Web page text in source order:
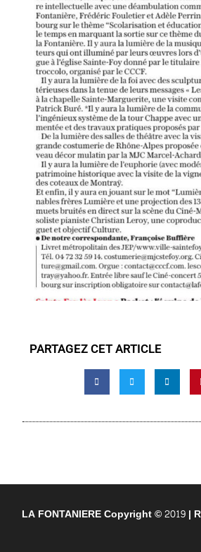
PARTAGEZ CET ARTICLE
LA FONTANIERE Copyright © 2019 |